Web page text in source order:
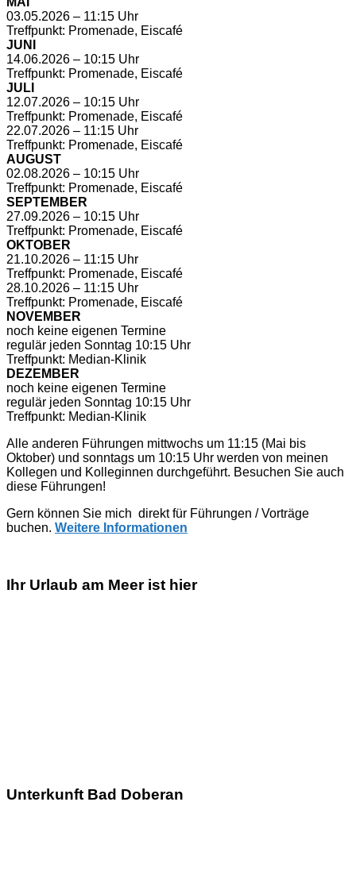
03.05.2026 – 11:15 Uhr
Treffpunkt: Promenade, Eiscafé
JUNI
14.06.2026 – 10:15 Uhr
Treffpunkt: Promenade, Eiscafé
JULI
12.07.2026 – 10:15 Uhr
Treffpunkt: Promenade, Eiscafé
22.07.2026 – 11:15 Uhr
Treffpunkt: Promenade, Eiscafé
AUGUST
02.08.2026 – 10:15 Uhr
Treffpunkt: Promenade, Eiscafé
SEPTEMBER
27.09.2026 – 10:15 Uhr
Treffpunkt: Promenade, Eiscafé
OKTOBER
21.10.2026 – 11:15 Uhr
Treffpunkt: Promenade, Eiscafé
28.10.2026 – 11:15 Uhr
Treffpunkt: Promenade, Eiscafé
NOVEMBER
noch keine eigenen Termine
regulär jeden Sonntag 10:15 Uhr
Treffpunkt: Median-Klinik
DEZEMBER
noch keine eigenen Termine
regulär jeden Sonntag 10:15 Uhr
Treffpunkt: Median-Klinik
Alle anderen Führungen mittwochs um 11:15 (Mai bis
Oktober) und sonntags um 10:15 Uhr werden von meinen
Kollegen und Kolleginnen durchgeführt. Besuchen Sie auch
diese Führungen!
Gern können Sie mich direkt für Führungen / Vorträge
buchen. Weitere Informationen
Ihr Urlaub am Meer ist hier
Unterkunft Bad Doberan